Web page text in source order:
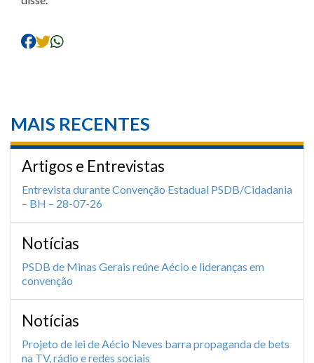
MAIS RECENTES
Artigos e Entrevistas
Entrevista durante Convenção Estadual PSDB/Cidadania
– BH – 28-07-26
Notícias
PSDB de Minas Gerais reúne Aécio e lideranças em
convenção
Notícias
Projeto de lei de Aécio Neves barra propaganda de bets
na TV, rádio e redes sociais